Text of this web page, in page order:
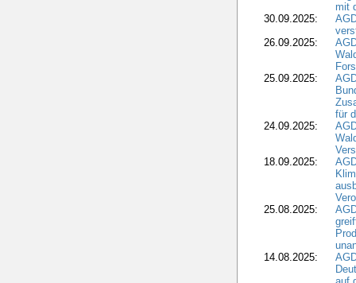
mit
30.09.2025:
26.09.2025:
25.09.2025:
für
24.09.2025:
18.09.2025:
25.08.2025:
14.08.2025: